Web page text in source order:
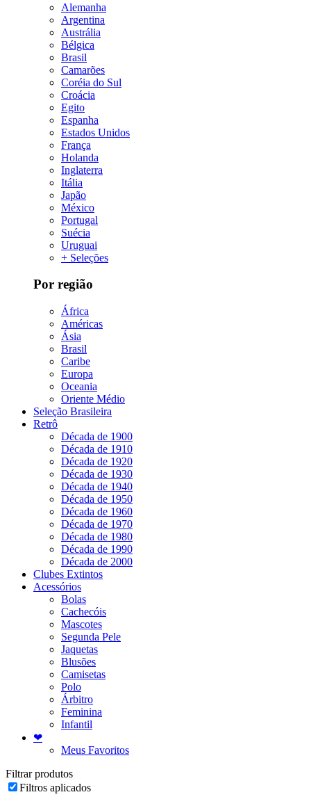
Alemanha
Argentina
Austrália
Bélgica
Brasil
Camarões
Coréia do Sul
Croácia
Egito
Espanha
Estados Unidos
França
Holanda
Inglaterra
Itália
Japão
México
Portugal
Suécia
Uruguai
+ Seleções
Por região
África
Américas
Ásia
Brasil
Caribe
Europa
Oceania
Oriente Médio
Seleção Brasileira
Retrô
Década de 1900
Década de 1910
Década de 1920
Década de 1930
Década de 1940
Década de 1950
Década de 1960
Década de 1970
Década de 1980
Década de 1990
Década de 2000
Clubes Extintos
Acessórios
Bolas
Cachecóis
Mascotes
Segunda Pele
Jaquetas
Blusões
Camisetas
Polo
Árbitro
Feminina
Infantil
❤
Meus Favoritos
Filtrar produtos
Filtros aplicados